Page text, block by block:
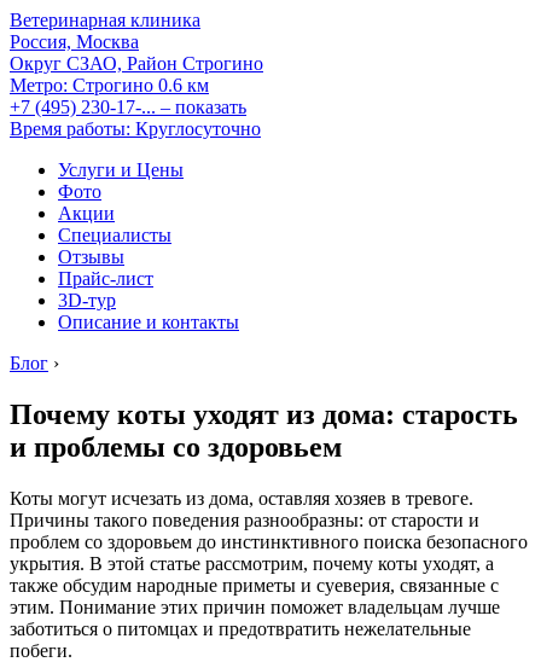
Ветеринарная клиника
Россия, Москва
Округ СЗАО, Район Строгино
Метро: Строгино 0.6 км
+7 (495) 230-17-... – показать
Время работы: Круглосуточно
Услуги и Цены
Фото
Акции
Специалисты
Отзывы
Прайс-лист
3D-тур
Описание и контакты
Блог ›
Почему коты уходят из дома: старость
и проблемы со здоровьем
Коты могут исчезать из дома, оставляя хозяев в тревоге.
Причины такого поведения разнообразны: от старости и
проблем со здоровьем до инстинктивного поиска безопасного
укрытия. В этой статье рассмотрим, почему коты уходят, а
также обсудим народные приметы и суеверия, связанные с
этим. Понимание этих причин поможет владельцам лучше
заботиться о питомцах и предотвратить нежелательные
побеги.